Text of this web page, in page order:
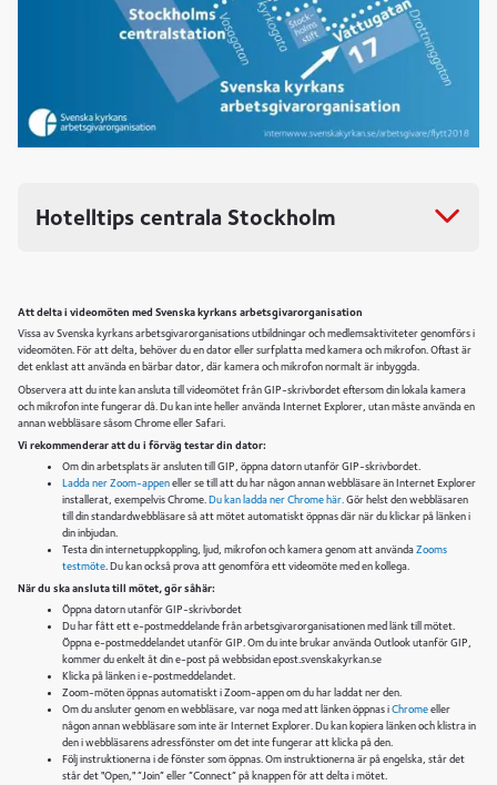
Hotelltips centrala Stockholm
Scandic Norra Bantorget, Wallingatan 15, tfn 08-517 670 00
Hotell C Stockholm, Vasaplan 4, tfn 08-50 56 31 00
Att delta i videomöten med Svenska kyrkans arbetsgivarorganisation
Vissa av Svenska kyrkans arbetsgivarorganisations utbildningar och medlemsaktiviteter genomförs i
videomöten. För att delta, behöver du en dator eller surfplatta med kamera och mikrofon. Oftast är
det enklast att använda en bärbar dator, där kamera och mikrofon normalt är inbyggda.
Observera att du inte kan ansluta till videomötet från GIP-skrivbordet eftersom din lokala kamera
och mikrofon inte fungerar då. Du kan inte heller använda Internet Explorer, utan måste använda en
annan webbläsare såsom Chrome eller Safari.
Vi rekommenderar att du i förväg testar din dator:
Om din arbetsplats är ansluten till GIP, öppna datorn utanför GIP-skrivbordet.
Ladda ner Zoom-appeneller se till att du har någon annan webbläsare än Internet Explorer
installerat, exempelvis Chrome. Du kan ladda ner Chrome här. Gör helst den webbläsaren
till din standardwebbläsare så att mötet automatiskt öppnas där när du klickar på länken i
din inbjudan.
Testa din internetuppkoppling, ljud, mikrofon och kamera genom att användaZooms
testmöte . Du kan också prova att genomföra ett videomöte med en kollega.
När du ska ansluta till mötet, gör såhär:
Öppna datorn utanför GIP-skrivbordet
Du har fått ett e-postmeddelande från arbetsgivarorganisationen med länk till mötet.
Öppna e-postmeddelandet utanför GIP. Om du inte brukar använda Outlook utanför GIP,
kommer du enkelt åt din e-post på webbsidan epost.svenskakyrkan.se
Klicka på länken i e-postmeddelandet.
Zoom-möten öppnas automatiskt i Zoom-appen om du har laddat ner den.
Om du ansluter genom en webbläsare, var noga med att länken öppnas iChromeeller
någon annan webbläsare som inte är Internet Explorer. Du kan kopiera länken och klistra in
den i webbläsarens adressfönster om det inte fungerar att klicka på den.
Följ instruktionerna i de fönster som öppnas. Om instruktionerna är på engelska, står det
står det "Open," ”Join” eller ”Connect” på knappen för att delta i mötet.